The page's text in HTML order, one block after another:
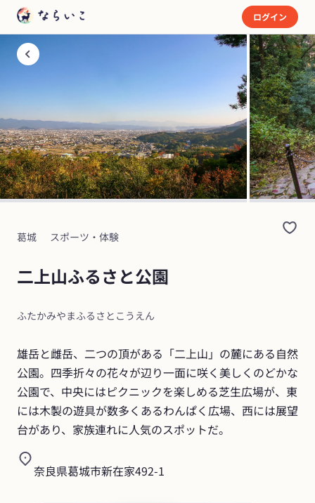
ログイン
葛城 スポーツ・体験
二上山ふるさと公園
ふたかみやまふるさとこうえん
雄岳と雌岳、二つの頂がある「二上山」の麓にある自然
公園。四季折々の花々が辺り一面に咲く美しくのどかな
公園で、中央にはピクニックを楽しめる芝生広場が、東
には木製の遊具が数多くあるわんぱく広場、西には展望
台があり、家族連れに人気のスポットだ。
奈良県葛城市新在家492-1